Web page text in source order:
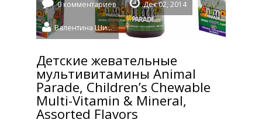
0 комментариев Дек 02, 2014
Валентина Шидловская
Детские жевательные
мультивитамины Animal
Parade, Children’s Chewable
Multi-Vitamin & Mineral,
Assorted Flavors